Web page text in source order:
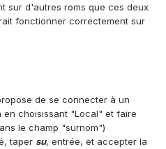
sur d'autres roms que ces deux
fonctionner correctement sur
de se connecter à un
en choisissant "Local" et faire
le champ "surnom")
taper su, entrée, et accepter la